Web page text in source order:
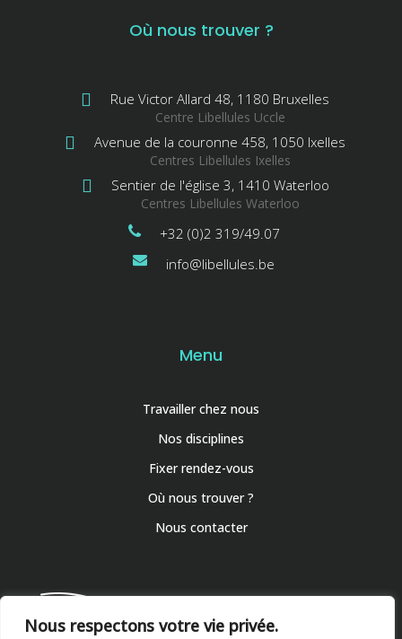
Nous respectons votre vie privée.
Où nous trouver ?
Rue Victor Allard 48, 1180 Bruxelles
Centre Libellules Uccle
Avenue de la couronne 458, 1050 Ixelles
Centres Libellules Ixelles
Sentier de l'église 3, 1410 Waterloo
Centres Libellules Waterloo
+32 (0)2 319/49.07
info@libellules.be
Menu
Travailler chez nous
Nos disciplines
Fixer rendez-vous
Où nous trouver ?
Nous contacter